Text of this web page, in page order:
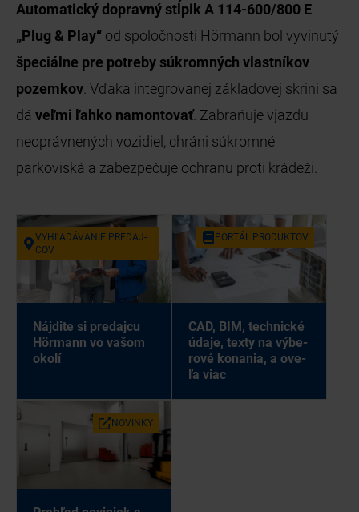
Automatický dopravný stĺpik A 114-600/800 E
„Plug & Play“ od spoločnosti Hörmann bol vyvinutý
špeciálne pre potreby súkromných vlastníkov
pozemkov. Vďaka integrovanej základovej skrini sa
dáveľmi ľahko namontovať. Zabraňuje vjazdu
neoprávnených vozidiel, chráni súkromné
parkoviská a zabezpečuje ochranu proti krádeži.
VY­HĽA­DÁ­VA­NIE PRE­DAJ­
COV
Náj­di­te si pre­daj­cu
Hör­mann vo va­šom
oko­lí
POR­TÁL PRO­DUK­TOV
CAD, BIM, tech­nic­ké
úda­je, tex­ty na vý­be­
ro­vé ko­na­nia, a ove­
ľa viac
NO­VIN­KY